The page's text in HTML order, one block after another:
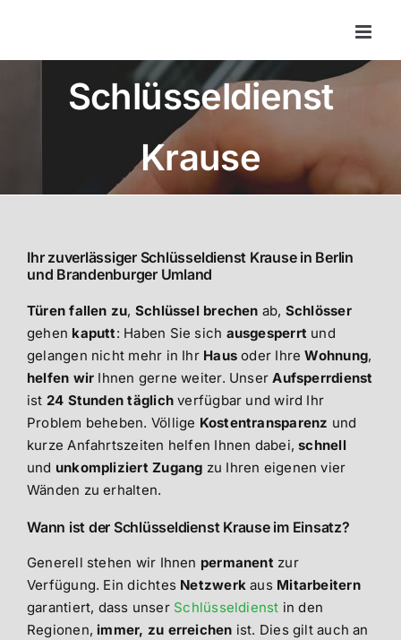
Schlüsseldienst
Krause
Ihr zuverlässiger Schlüsseldienst Krause in Berlin
und Brandenburger Umland
Türen fallen zu, Schlüssel brechen ab, Schlösser
gehen kaputt: Haben Sie sich ausgesperrt und
gelangen nicht mehr in Ihr Hausoder IhreWohnung,
helfen wir Ihnen gerne weiter. UnserAufsperrdienst
ist 24 Stunden täglichverfügbar und wird Ihr
Problem beheben. Völlige Kostentransparenz und
kurze Anfahrtszeiten helfen Ihnen dabei,schnell
und unkompliziert Zugang zu Ihren eigenen vier
Wänden zu erhalten.
Wann ist der Schlüsseldienst Krause im Einsatz?
Generell stehen wir Ihnen permanentzur
Verfügung. Ein dichtes Netzwerk aus Mitarbeitern
garantiert, dass unser Schlüsseldienst in den
Regionen,immer, zu erreichen ist. Dies gilt auch an